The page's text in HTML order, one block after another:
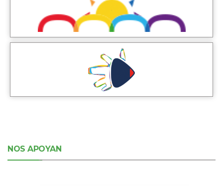
NOS APOYAN